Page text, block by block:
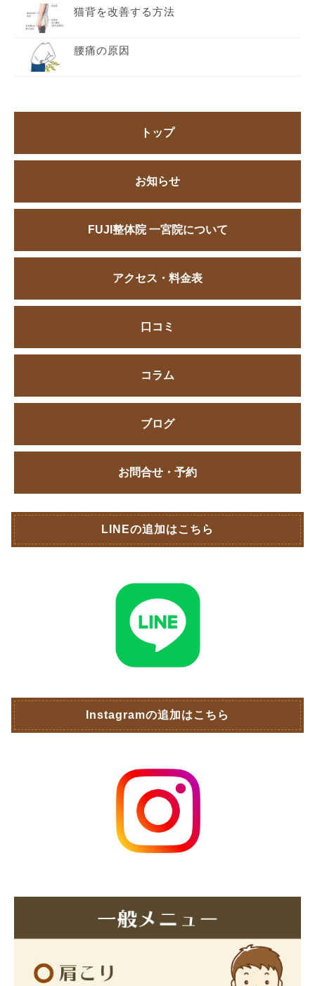
猫背を改善する方法
腰痛の原因
トップ
お知らせ
FUJI整体院 一宮院について
アクセス・料金表
口コミ
コラム
ブログ
お問合せ・予約
LINEの追加はこちら
Instagramの追加はこちら